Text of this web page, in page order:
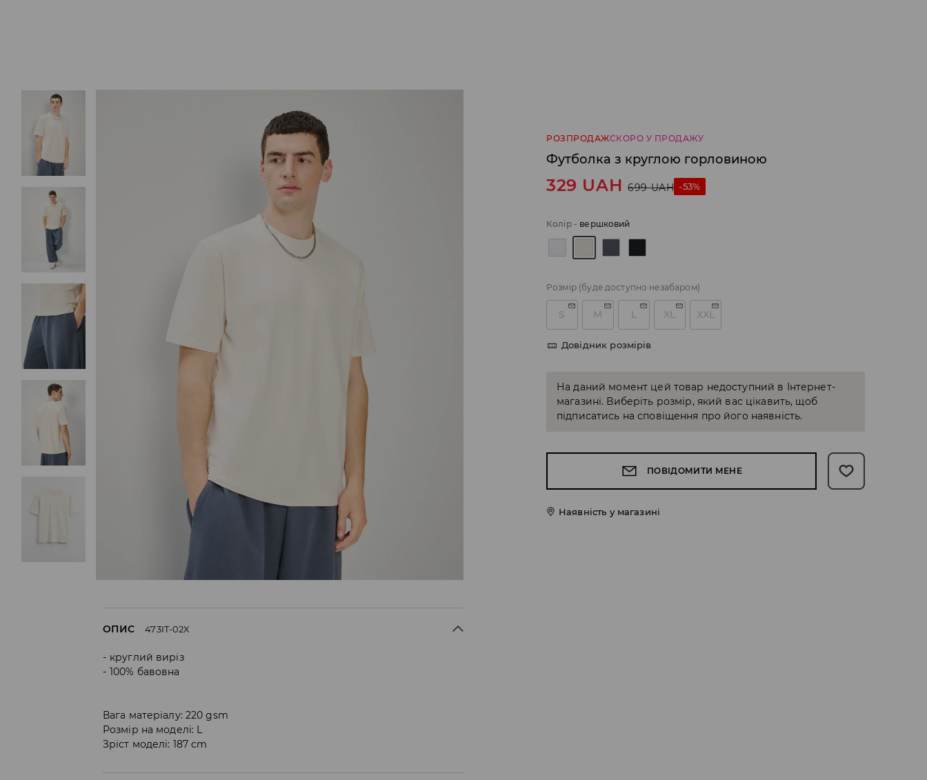
РОЗПРОДАЖСКОРО У ПРОДАЖУ
Футболка з круглою горловиною
329 UAH 699 UAH -53%
Колір- вершковий
Розмір (буде доступно незабаром)
S M L XL XXL
Довідник розмірів
На даний момент цей товар недоступний в Інтернет-
магазині. Виберіть розмір, який вас цікавить, щоб
підписатись на сповіщення про його наявність.
ПОВІДОМИТИ МЕНЕ
Наявність у магазині
ОПИС 473IT-02X
круглий виріз
100% бавовна
Вага матеріалу: 220 gsm
Розмір на моделі: L
Зріст моделі: 187 cm